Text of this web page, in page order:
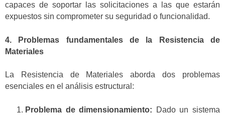
capaces de soportar las solicitaciones a las que estarán
expuestos sin comprometer su seguridad o funcionalidad.
4. Problemas fundamentales de la Resistencia de
Materiales
La Resistencia de Materiales aborda dos problemas
esenciales en el análisis estructural:
Problema de dimensionamiento: Dado un sistema